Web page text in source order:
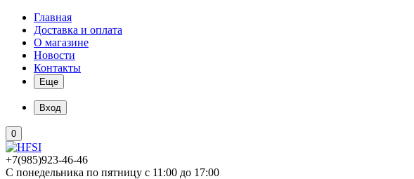
Главная
Доставка и оплата
О магазине
Новости
Контакты
Еще
Вход
0
+7(985)923-46-46
С понедельника по пятницу с 11:00 до 17:00